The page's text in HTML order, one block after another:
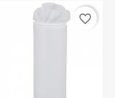
favorite_border